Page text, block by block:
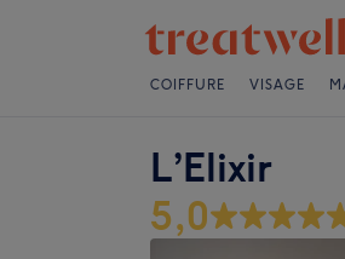
COIFFURE VISAGE
L’Elixir
5,0